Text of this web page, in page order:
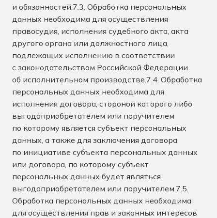
и обязанностей.7.3. Обработка персональных
данных необходима для осуществления
правосудия, исполнения судебного акта, акта
другого органа или должностного лица,
подлежащих исполнению в соответствии
с законодательством Российской Федерации
об исполнительном производстве.7.4. Обработка
персональных данных необходима для
исполнения договора, стороной которого либо
выгодоприобретателем или поручителем
по которому является субъект персональных
данных, а также для заключения договора
по инициативе субъекта персональных данных
или договора, по которому субъект
персональных данных будет являться
выгодоприобретателем или поручителем.7.5.
Обработка персональных данных необходима
для осуществления прав и законных интересов